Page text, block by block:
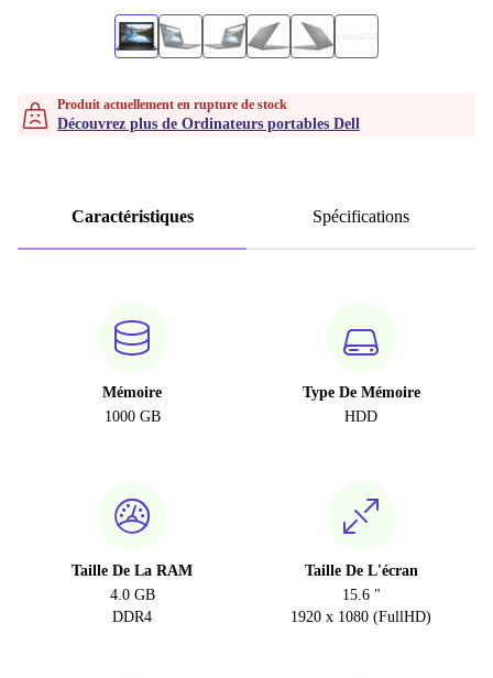
Produit actuellement en rupture de stock
Découvrez plus de Ordinateurs portables Dell
Caractéristiques Spécifications
Mémoire
1000 GB
Type De Mémoire
HDD
Taille De La RAM
4.0 GB
DDR4
Taille De L'écran
15.6 "
1920 x 1080 (FullHD)